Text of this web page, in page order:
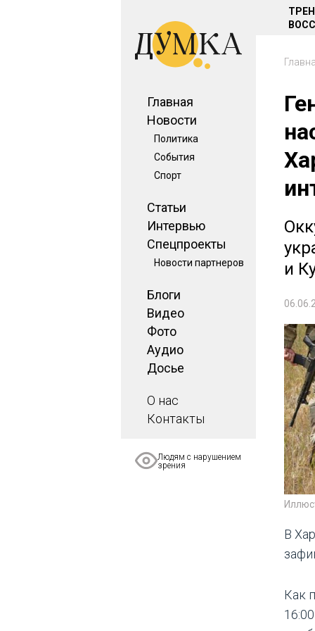
Главная
Новости
Политика
События
Спорт
Статьи
Интервью
Спецпроекты
Новости партнеров
Блоги
Видео
Фото
Аудио
Досье
О нас
Контакты
Людям с нарушением
зрения
и
В
Как